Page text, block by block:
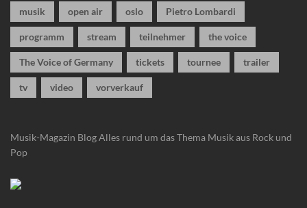
musik open air oslo Pietro Lombardi
programm stream teilnehmer the voice
The Voice of Germany tickets tournee trailer
tv video vorverkauf
Musik-Magazin BlogAlles rund um das Thema Musik aus Rock und
Pop